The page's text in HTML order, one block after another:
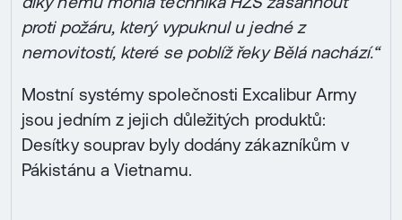
proti požáru, který vypuknul u jedné z
nemovitostí, které se poblíž řeky Bělá nachází.“
Mostní systémy společnosti Excalibur Army
jsou jedním z jejich důležitých produktů:
Desítky souprav byly dodány zákazníkům v
Pákistánu a Vietnamu.